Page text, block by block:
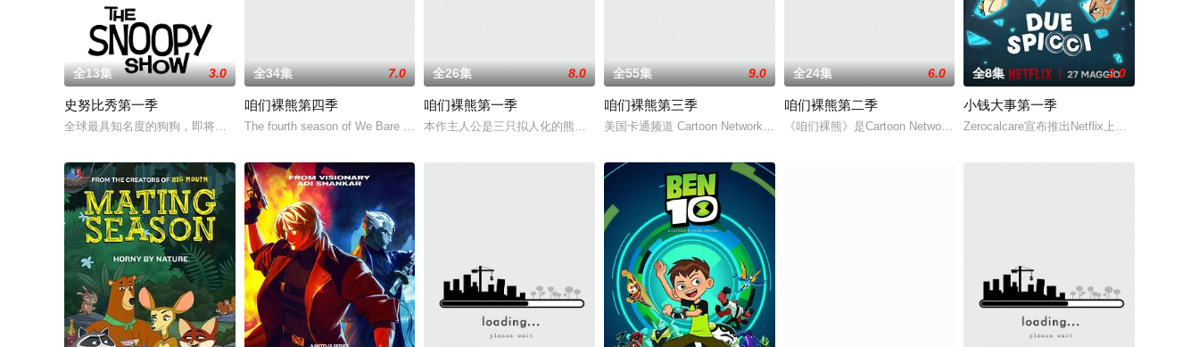
全13集 3.0
史努比秀第一季
全球最具知名度的狗狗，即将成为镁光灯焦点！现在就和这只喜欢开心跳舞、想飞上蓝天和充满梦
全34集 7.0
咱们裸熊第四季
The fourth season of We Bare Bears. Season
全26集 8.0
咱们裸熊第一季
本作主人公是三只拟人化的熊，分别是热血灰熊Grizzly（埃里克·埃德尔斯坦 Eric
全55集 9.0
咱们裸熊第三季
美国卡通频道 Cartoon Network 的《咱们裸熊》( We bare bea
全24集 6.0
咱们裸熊第二季
《咱们裸熊》是Cartoon Network于2015年7月推出的电视卡通，改编自Da
全8集 2.0
小钱大事第一季
Zerocalcare宣布推出Netflix上的全新动画剧